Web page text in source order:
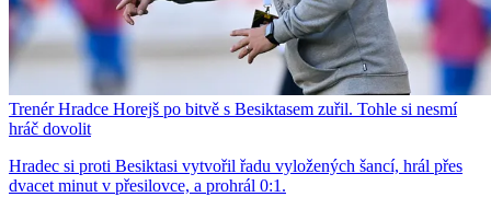
Trenér Hradce Horejš po bitvě s Besiktasem zuřil. Tohle si nesmí
hráč dovolit
Hradec si proti Besiktasi vytvořil řadu vyložených šancí, hrál přes
dvacet minut v přesilovce, a prohrál 0:1.